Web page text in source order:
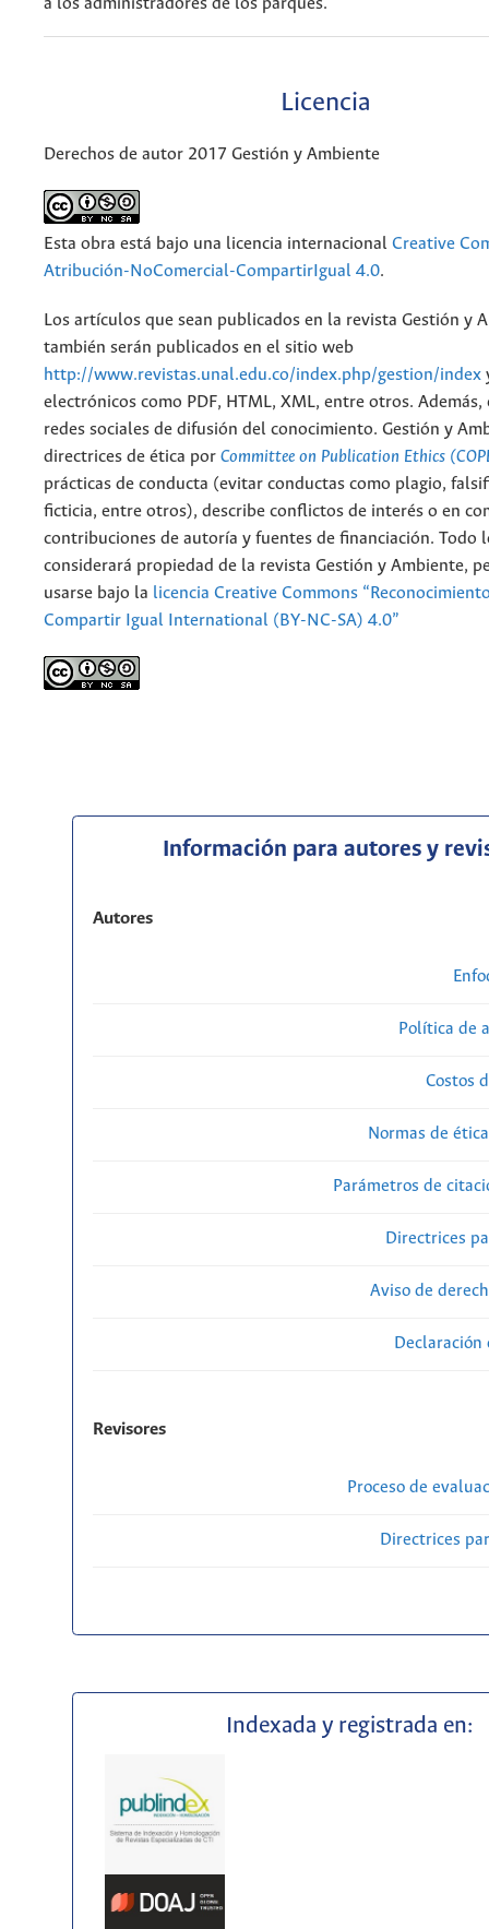
Licencia
Derechos de autor 2017 Gestión y Ambiente
Esta obra está bajo una licencia internacional Creative
Atribución-NoComercial-CompartirIgual 4.0.
Los artículos que sean publicados en la revista Gestión y
también serán publicados en el sitio web
http://www.revistas.unal.edu.co/index.php/gestion/index
electrónicos como PDF, HTML, XML, entre otros.
redes sociales de difusión del conocimiento. Gestión y
directrices de ética por Committee on Publication Ethics
prácticas de conducta (evitar conductas como plagio,
ficticia, entre otros), describe conflictos de interés o en
contribuciones de autoría y fuentes de financiación. Todo
considerará propiedad de la revista Gestión y Ambiente,
usarse bajo la licencia Creative Commons
Compartir Igual International (BY-NC-SA) 4.0”
Información para autores y
Autores
Política de
Costos
Normas de
Parámetros de
Directrices
Aviso de
Revisores
Proceso de
Directrices
Indexada y registrada en: